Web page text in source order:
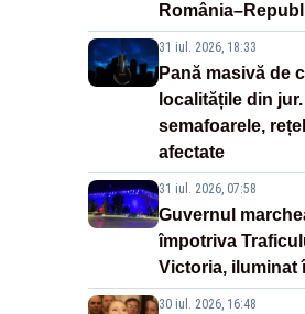
31 iul. 2026, 18:33
Pană masivă de
localitățile din
semafoarele,
afectate
31 iul. 2026, 07:58
Guvernul
împotriva
Victoria, iluminat
30 iul. 2026, 16:48